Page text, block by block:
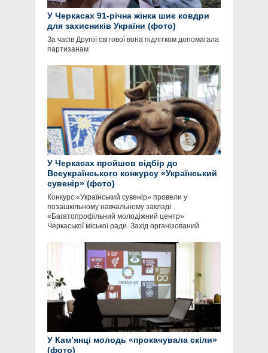
У Черкасах 91-річна жінка шиє ковдри
для захисників України (фото)
За часів Другої світової вона підлітком допомагала
партизанам
У Черкасах пройшов відбір до
Всеукраїнського конкурсу «Український
сувенір» (фото)
Конкурс «Український сувенір» провели у
позашкільному навчальному закладі
«Багатопрофільний молодіжний центр»
Черкаської міської ради. Захід організований
У Кам’янці молодь «прокачувала скіли»
(фото)